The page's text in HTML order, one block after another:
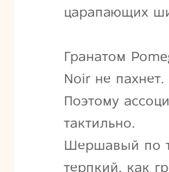
царапающих
Гранатом
Noir не пахнет.
Поэтому
тактильно.
Шершавый по
терпкий, как